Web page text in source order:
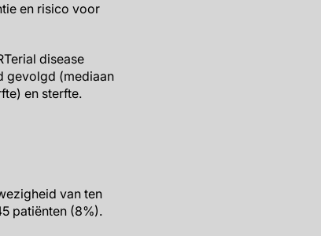
en risico voor
disease
gevolgd (mediaan
en sterfte.
van ten
patiënten (8%).